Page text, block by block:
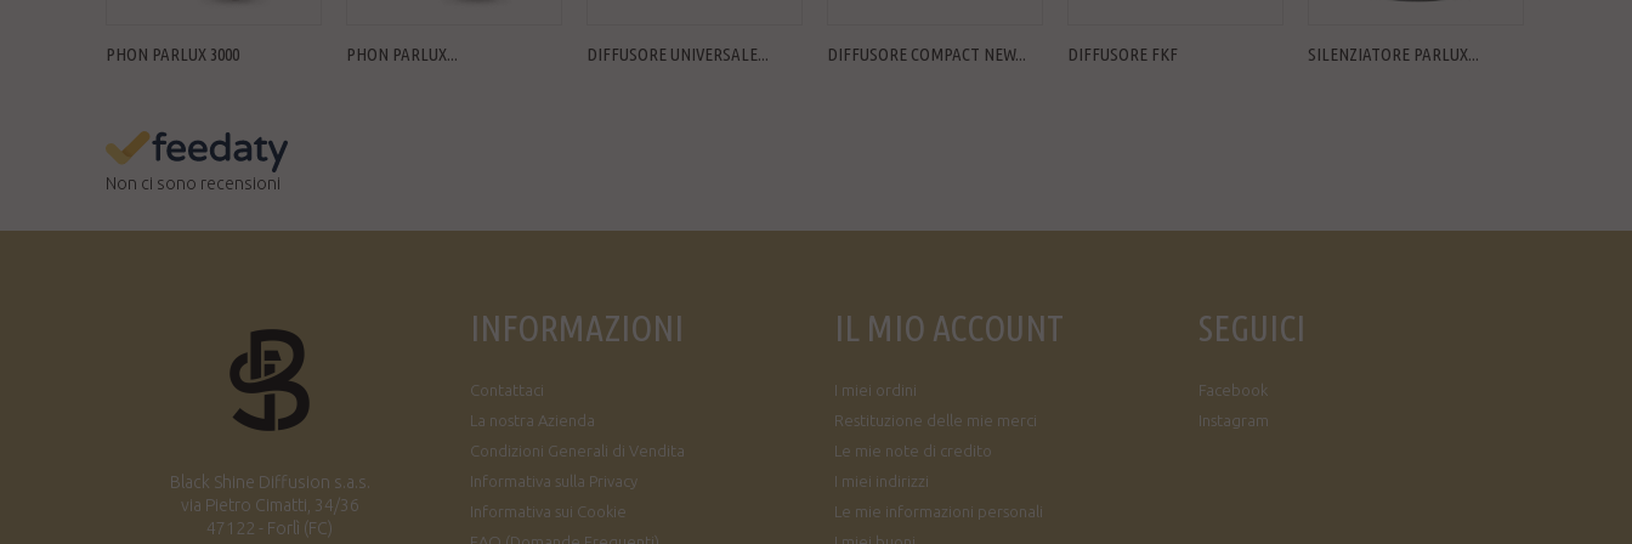
PHON PARLUX 3000 PHON PARLUX... DIFFUSORE UNIVERSALE... DIFFUSORE COMPACT NEW... DIFFUSORE FKF SILENZIATORE PARLUX...
Non ci sono recensioni
Black Shine Diffusion s.a.s.
via Pietro Cimatti, 34/36
47122 - Forlì (FC)
INFORMAZIONI
Contattaci
La nostra Azienda
Condizioni Generali di Vendita
Informativa sulla Privacy
Informativa sui Cookie
IL MIO ACCOUNT
I miei ordini
Restituzione delle mie merci
Le mie note di credito
I miei indirizzi
Le mie informazioni personali
SEGUICI
Facebook
Instagram